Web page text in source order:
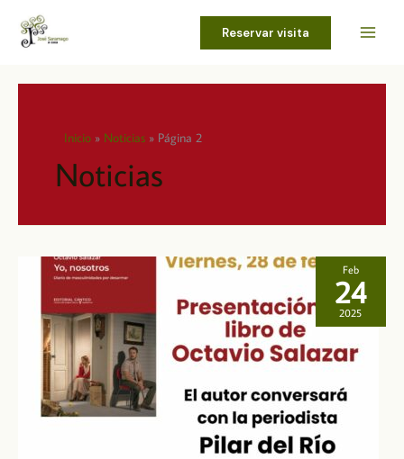
contenido
Reservar visita
Inicio Noticias Página 2
Noticias
Feb
24
2025